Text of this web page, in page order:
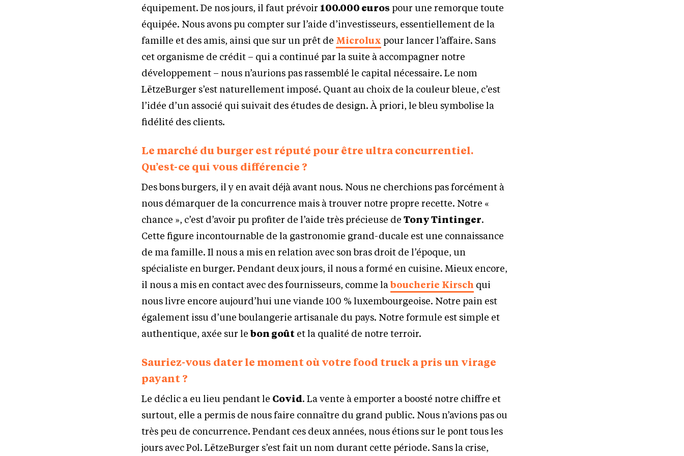
équipement. De nos jours, il faut prévoir 100.000 euros pour une remorque toute
équipée. Nous avons pu compter sur l’aide d’investisseurs, essentiellement de la
famille et des amis, ainsi que sur un prêt de Microlux pour lancer l’affaire. Sans
cet organisme de crédit – qui a continué par la suite à accompagner notre
développement – nous n’aurions pas rassemblé le capital nécessaire. Le nom
LëtzeBurger s’est naturellement imposé. Quant au choix de la couleur bleue, c’est
l’idée d’un associé qui suivait des études de design. À priori, le bleu symbolise la
fidélité des clients.
Le marché du burger est réputé pour être ultra concurrentiel.
Qu’est-ce qui vous différencie ?
Des bons burgers, il y en avait déjà avant nous. Nous ne cherchions pas forcément à
nous démarquer de la concurrence mais à trouver notre propre recette. Notre «
chance », c’est d’avoir pu profiter de l’aide très précieuse deTony Tintinger.
Cette figure incontournable de la gastronomie grand-ducale est une connaissance
de ma famille. Il nous a mis en relation avec son bras droit de l’époque, un
spécialiste en burger. Pendant deux jours, il nous a formé en cuisine. Mieux encore,
il nous a mis en contact avec des fournisseurs, comme laboucherie Kirsch qui
nous livre encore aujourd’hui une viande 100 % luxembourgeoise. Notre pain est
également issu d’une boulangerie artisanale du pays. Notre formule est simple et
authentique, axée sur lebon goût et la qualité de notre terroir.
Sauriez-vous dater le moment où votre food truck a pris un virage
payant ?
Le déclic a eu lieu pendant le Covid. La vente à emporter a boosté notre chiffre et
surtout, elle a permis de nous faire connaître du grand public. Nous n’avions pas ou
très peu de concurrence. Pendant ces deux années, nous étions sur le pont tous les
jours avec Pol. LëtzeBurger s’est fait un nom durant cette période. Sans la crise,